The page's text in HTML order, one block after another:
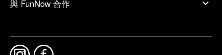
與 FunNow 合作